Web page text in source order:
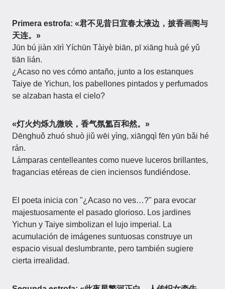
Primera estrofa: «君不见昔日宜春太液边，披香画阁与
天连。»
Jūn bú jiàn xīrì Yíchūn Tàiyè biān, pī xiāng huà gé yǔ
tiān lián.
¿Acaso no ves cómo antaño, junto a los estanques
Taiye de Yichun, los pabellones pintados y perfumados
se alzaban hasta el cielo?
«灯火灼烁九微映，香气氛氲百和然。»
Dēnghuǒ zhuó shuò jiǔ wēi yìng, xiāngqì fēn yūn bǎi hé
rán.
Lámparas centelleantes como nueve luceros brillantes,
fragancias etéreas de cien inciensos fundiéndose.
El poeta inicia con "¿Acaso no ves…?" para evocar
majestuosamente el pasado glorioso. Los jardines
Yichun y Taiye simbolizan el lujo imperial. La
acumulación de imágenes suntuosas construye un
espacio visual deslumbrante, pero también sugiere
cierta irrealidad.